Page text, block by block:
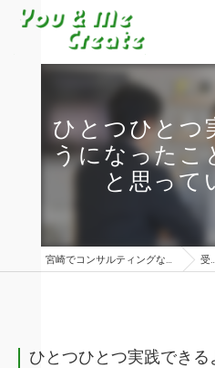
ひとつひとつ
うになったこ
と思って
宮崎でコンサルティングならユーアンドミークリエイト株式会社 受講者の声
ひとつひとつ実践でき